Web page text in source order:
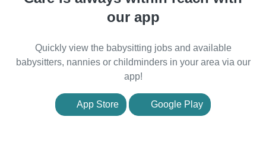
our app
Quickly view the babysitting jobs and available
babysitters, nannies or childminders in your area via our
app!
App Store Google Play